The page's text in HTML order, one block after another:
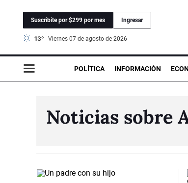
Suscribite por $299 por mes Ingresar
13° viernes 07 de agosto de 2026
POLÍTICA INFORMACIÓN
Noticias sobre